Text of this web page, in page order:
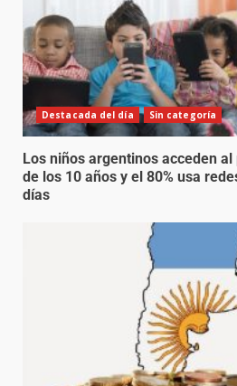
Destacada del día Sin categoría
Los niños argentinos acceden
de los 10 años y el 80% usa
días